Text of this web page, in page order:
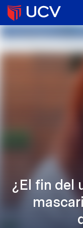
¿El fin del